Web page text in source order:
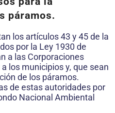
páramos.
los artículos 43 y 45 de la
por la Ley 1930 de
a las Corpora­ciones
los municipios y, que sean
de los páramos.
de estas autoridades por
Nacional Ambiental